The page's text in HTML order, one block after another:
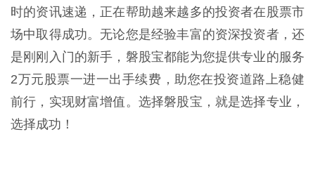
时的资讯速递，正在帮助越来越多的投资者在股票市
场中取得成功。无论您是经验丰富的资深投资者，还
是刚刚入门的新手，磐股宝都能为您提供专业的服务
2万元股票一进一出手续费，助您在投资道路上稳健
前行，实现财富增值。选择磐股宝，就是选择专业，
选择成功！